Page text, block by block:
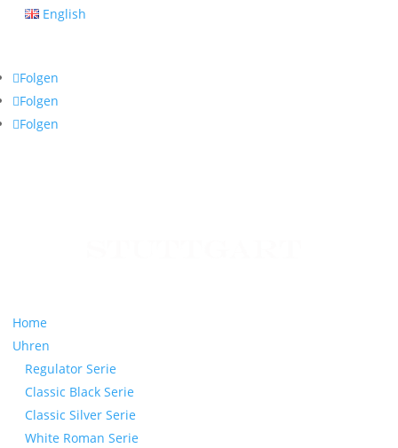
English
Folgen
Folgen
Folgen
Home
Uhren
Regulator Serie
Classic Black Serie
Classic Silver Serie
White Roman Serie